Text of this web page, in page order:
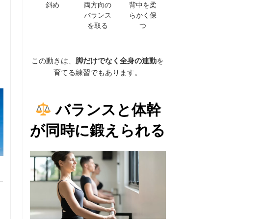
斜め
両方向の
バランス
を取る
背中を柔
らかく保
つ
この動きは、 脚だけでなく全身の連動を
育てる練習でもあります。
バランスと体幹
が同時に鍛えられる